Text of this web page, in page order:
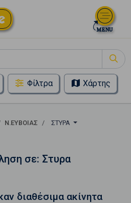
Φίλτρα Χάρτης
Ν.ΕΥΒΟΙΑΣ
ΣΤΥΡΑ
σε: Στυρα
διαθέσιμα ακίνητα